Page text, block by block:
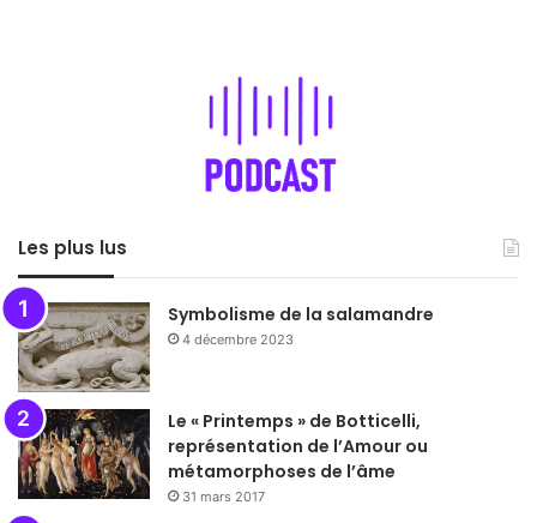
Les plus lus
Symbolisme de la salamandre
4 décembre 2023
Le « Printemps » de Botticelli,
représentation de l’Amour ou
métamorphoses de l’âme
31 mars 2017